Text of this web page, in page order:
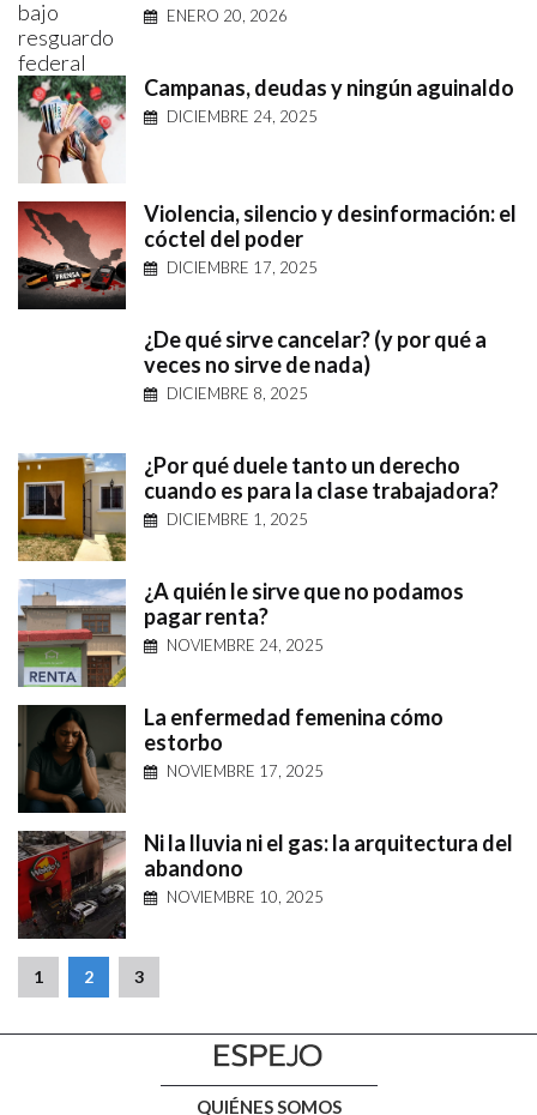
ENERO 20, 2026
Campanas, deudas y ningún aguinaldo
DICIEMBRE 24, 2025
Violencia, silencio y desinformación: el
cóctel del poder
DICIEMBRE 17, 2025
¿De qué sirve cancelar? (y por qué a
veces no sirve de nada)
DICIEMBRE 8, 2025
¿Por qué duele tanto un derecho
cuando es para la clase trabajadora?
DICIEMBRE 1, 2025
¿A quién le sirve que no podamos
pagar renta?
NOVIEMBRE 24, 2025
La enfermedad femenina cómo
estorbo
NOVIEMBRE 17, 2025
Ni la lluvia ni el gas: la arquitectura del
abandono
NOVIEMBRE 10, 2025
1 2 3
QUIÉNES SOMOS